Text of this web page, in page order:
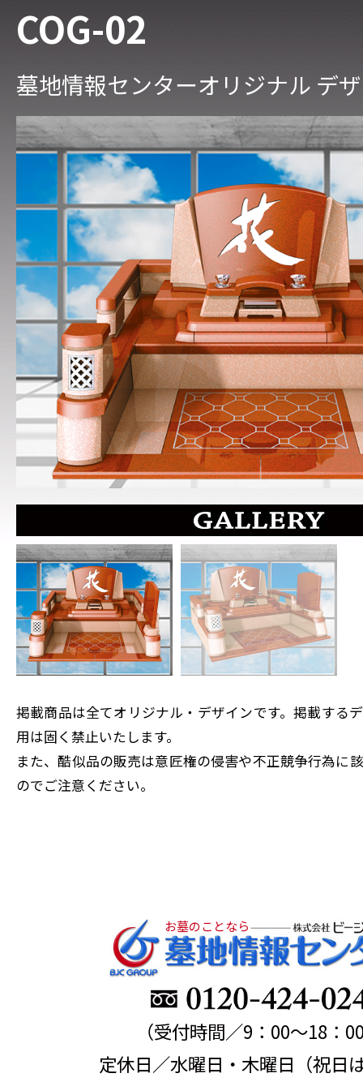
COG-02
墓地情報センターオリジナル デ
掲載商品は全てオリジナル・デザインです。掲載する
用は固く禁止いたします。
また、酷似品の販売は意匠権の侵害や不正競争行為に
のでご注意ください。
お墓のことなら
（受付時間／9：00～18：
定休日／水曜日・木曜日（祝日